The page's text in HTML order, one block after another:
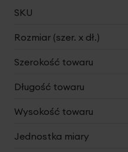
Więcej
SKU
Rozmiar (szer. x dł.)
Szerokość towaru
Długość towaru
Wysokość towaru
Jednostka miary